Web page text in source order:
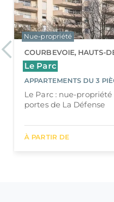
PreviousRUEIL-MALMAISON,
Résidence Emblème
APPARTEMENTS DU
Emblème - Élégance
de Rueil-Malmaison
À PARTIR DE
Neuf Nue-propriété